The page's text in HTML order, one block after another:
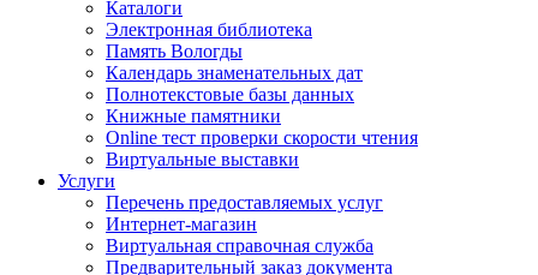
Каталоги
Электронная библиотека
Память Вологды
Календарь знаменательных дат
Полнотекстовые базы данных
Книжные памятники
Online тест проверки скорости чтения
Виртуальные выставки
Услуги
Перечень предоставляемых услуг
Интернет-магазин
Виртуальная справочная служба
Предварительный заказ документа